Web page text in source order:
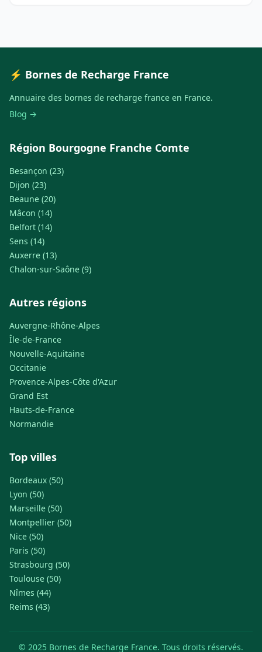
⚡ Bornes de Recharge France
Annuaire des bornes de recharge france en France.
Blog →
Région Bourgogne Franche Comte
Besançon (23)
Dijon (23)
Beaune (20)
Mâcon (14)
Belfort (14)
Sens (14)
Auxerre (13)
Chalon-sur-Saône (9)
Autres régions
Auvergne-Rhône-Alpes
Île-de-France
Nouvelle-Aquitaine
Occitanie
Provence-Alpes-Côte d'Azur
Grand Est
Hauts-de-France
Normandie
Top villes
Bordeaux (50)
Lyon (50)
Marseille (50)
Montpellier (50)
Nice (50)
Paris (50)
Strasbourg (50)
Toulouse (50)
Nîmes (44)
Reims (43)
© 2025 Bornes de Recharge France. Tous droits réservés.